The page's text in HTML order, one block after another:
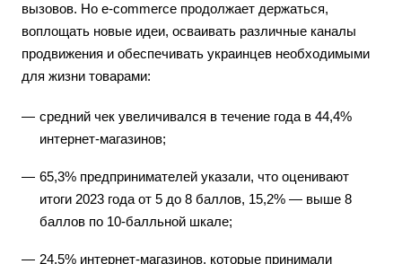
вызовов. Но e-commerce продолжает держаться,
воплощать новые идеи, осваивать различные каналы
продвижения и обеспечивать украинцев необходимыми
для жизни товарами:
средний чек увеличивался в течение года в 44,4%
интернет-магазинов;
65,3% предпринимателей указали, что оценивают
итоги 2023 года от 5 до 8 баллов, 15,2% — выше 8
баллов по 10-балльной шкале;
24,5% интернет-магазинов, которые принимали